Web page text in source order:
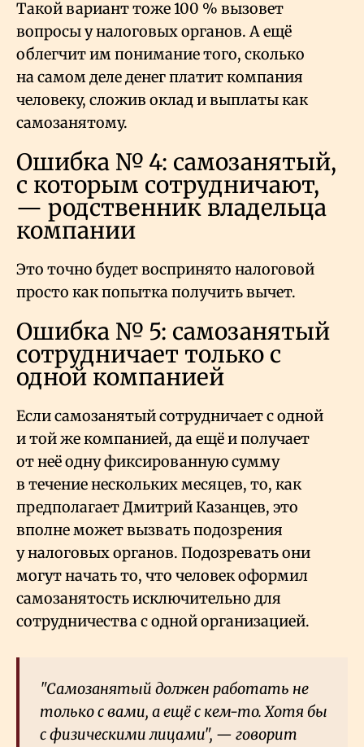
Такой вариант тоже 100 % вызовет
вопросы у налоговых органов. А ещё
облегчит им понимание того, сколько
на самом деле денег платит компания
человеку, сложив оклад и выплаты как
самозанятому.
Ошибка № 4: самозанятый,
с которым сотрудничают,
— родственник владельца
компании
Это точно будет воспринято налоговой
просто как попытка получить вычет.
Ошибка № 5: самозанятый
сотрудничает только с
одной компанией
Если самозанятый сотрудничает с одной
и той же компанией, да ещё и получает
от неё одну фиксированную сумму
в течение нескольких месяцев, то, как
предполагает Дмитрий Казанцев, это
вполне может вызвать подозрения
у налоговых органов. Подозревать они
могут начать то, что человек оформил
самозанятость исключительно для
сотрудничества с одной организацией.
"Самозанятый должен работать не
только с вами, а ещё с кем-то. Хотя бы
с физическими лицами", — говорит